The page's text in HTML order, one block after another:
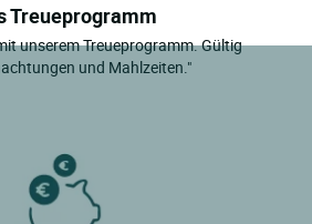
Treueprogramm
unserem Treueprogramm. Gültig
und Mahlzeiten."